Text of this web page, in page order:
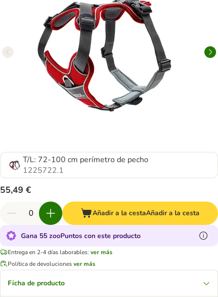
T/L: 72-100 cm perímetro de pecho
1225722.1
55,49 €
Añadir a la cestaAñadir a la cesta
Gana 55 zooPuntos con este producto
Entrega en 2-4 días laborables: ver más
Política de devolucionesver más
Ficha de producto